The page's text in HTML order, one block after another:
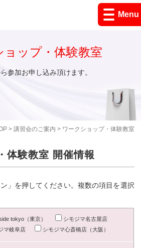
Menu
> 講習会のご案内 > ワークショップ・体験教室
ョップ・体験教室
参加お申し込み頂けます。
体験教室 開催情報
」を押してください。複数の項目を選択
tokyo（東京）
シモジマ名古屋店
マ岐阜店
シモジマ心斎橋店（大阪）